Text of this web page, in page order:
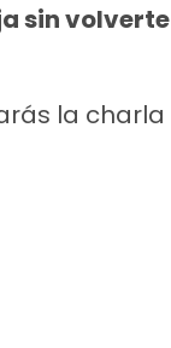
sin volverte
la charla